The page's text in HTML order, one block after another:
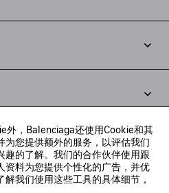
外，Balenciaga还使用Cookie和其
为您提供额外的服务，以评估我们
趣的了解。我们的合作伙伴使用跟
资料为您提供个性化的广告，并优
我们使用这些工具的具体细节，
限公司